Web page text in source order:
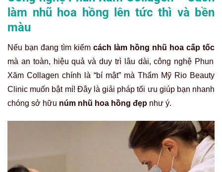
làm nhũ hoa hồng lên tức thì và bền
màu
Nếu bạn đang tìm kiếm cách làm hồng nhũ hoa cấp tốc
mà an toàn, hiệu quả và duy trì lâu dài, công nghệ Phun
Xăm Collagen chính là “bí mật” mà Thẩm Mỹ Rio Beauty
Clinic muốn bật mí! Đây là giải pháp tối ưu giúp bạn nhanh
chóng sở hữu núm nhũ hoa hồng đẹp như ý.